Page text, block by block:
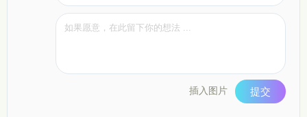
插入图片 提交